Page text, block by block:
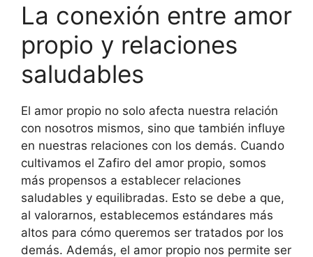
La conexión entre amor
propio y relaciones
saludables
El amor propio no solo afecta nuestra relación
con nosotros mismos, sino que también influye
en nuestras relaciones con los demás. Cuando
cultivamos el Zafiro del amor propio, somos
más propensos a establecer relaciones
saludables y equilibradas. Esto se debe a que,
al valorarnos, establecemos estándares más
altos para cómo queremos ser tratados por los
demás. Además, el amor propio nos permite ser